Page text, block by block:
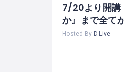
7/20より開講
か』まで全て
Hosted By D.Live